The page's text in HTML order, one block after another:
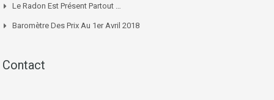
Le Radon Est Présent Partout …
Baromètre Des Prix Au 1er Avril 2018
Contact